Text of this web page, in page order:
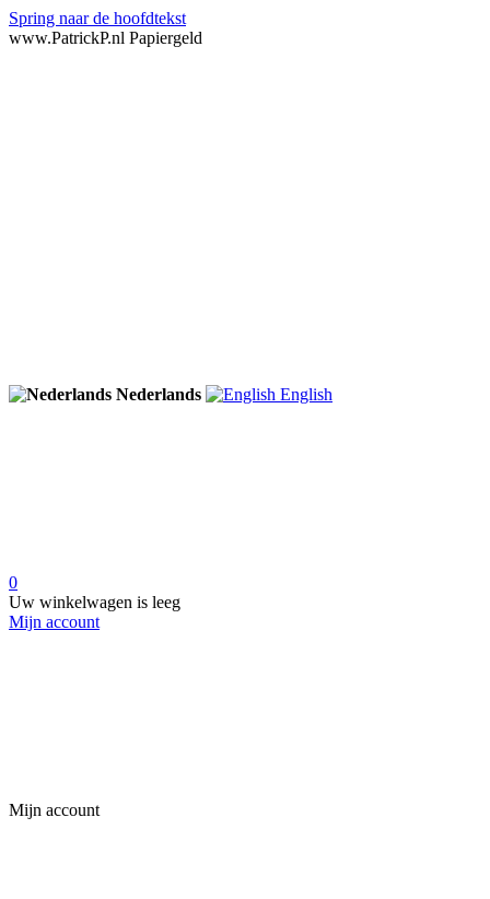
Spring naar de hoofdtekst
www.PatrickP.nl Papiergeld
Nederlands English
0
Uw winkelwagen is leeg
Mijn account
Mijn account